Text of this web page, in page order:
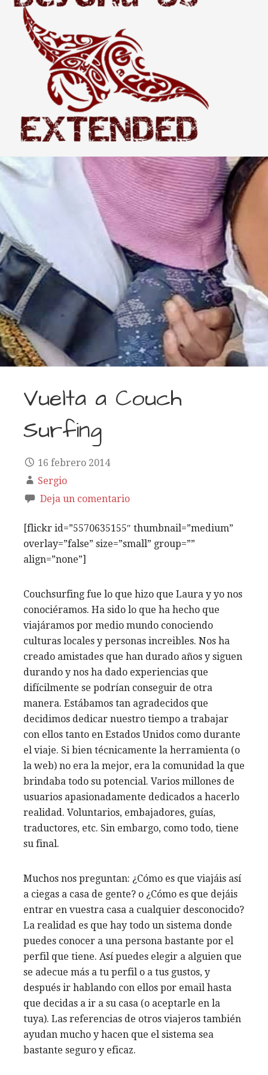
THE WORLD BEYOND US
Extended
Vuelta a Couch
Surfing
16 febrero 2014
Sergio
Deja un comentario
[flickr id=”5570635155″ thumbnail=”medium”
overlay=”false” size=”small” group=””
align=”none”]
Couchsurfing fue lo que hizo que Laura y yo nos
conociéramos. Ha sido lo que ha hecho que
viajáramos por medio mundo conociendo
culturas locales y personas increibles. Nos ha
creado amistades que han durado años y siguen
durando y nos ha dado experiencias que
difícilmente se podrían conseguir de otra
manera. Estábamos tan agradecidos que
decidimos dedicar nuestro tiempo a trabajar
con ellos tanto en Estados Unidos como durante
el viaje. Si bien técnicamente la herramienta (o
la web) no era la mejor, era la comunidad la que
brindaba todo su potencial. Varios millones de
usuarios apasionadamente dedicados a hacerlo
realidad. Voluntarios, embajadores, guías,
traductores, etc. Sin embargo, como todo, tiene
su final.
Muchos nos preguntan: ¿Cómo es que viajáis así
a ciegas a casa de gente? o ¿Cómo es que dejáis
entrar en vuestra casa a cualquier desconocido?
La realidad es que hay todo un sistema donde
puedes conocer a una persona bastante por el
perfil que tiene. Así puedes elegir a alguien que
se adecue más a tu perfil o a tus gustos, y
después ir hablando con ellos por email hasta
que decidas a ir a su casa (o aceptarle en la
tuya). Las referencias de otros viajeros también
ayudan mucho y hacen que el sistema sea
bastante seguro y eficaz.